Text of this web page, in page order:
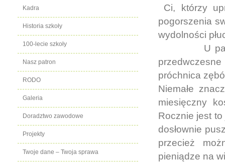
Ci, którzy
pogorszenia
wydolności
U
próchnica
Niemałe
miesięczny
Rocznie jest
dosłownie
przecież
pieniądze na
Kadra
Historia szkoły
100-lecie szkoły
Nasz patron
RODO
Galeria
Doradztwo zawodowe
Projekty
Twoje dane – Twoja sprawa